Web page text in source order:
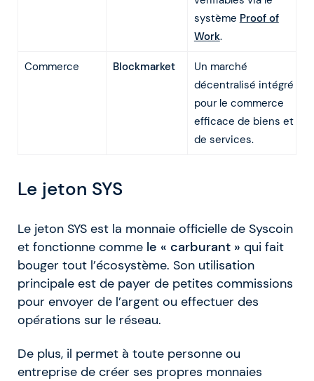
système Proof of
Work.
Commerce Blockmarket
Un marché
décentralisé intégré
pour le commerce
efficace de biens et
de services.
Le jeton SYS
Le jeton SYS est la monnaie officielle de Syscoin
et fonctionne comme le « carburant » qui fait
bouger tout l’écosystème. Son utilisation
principale est de payer de petites commissions
pour envoyer de l’argent ou effectuer des
opérations sur le réseau.
De plus, il permet à toute personne ou
entreprise de créer ses propres monnaies